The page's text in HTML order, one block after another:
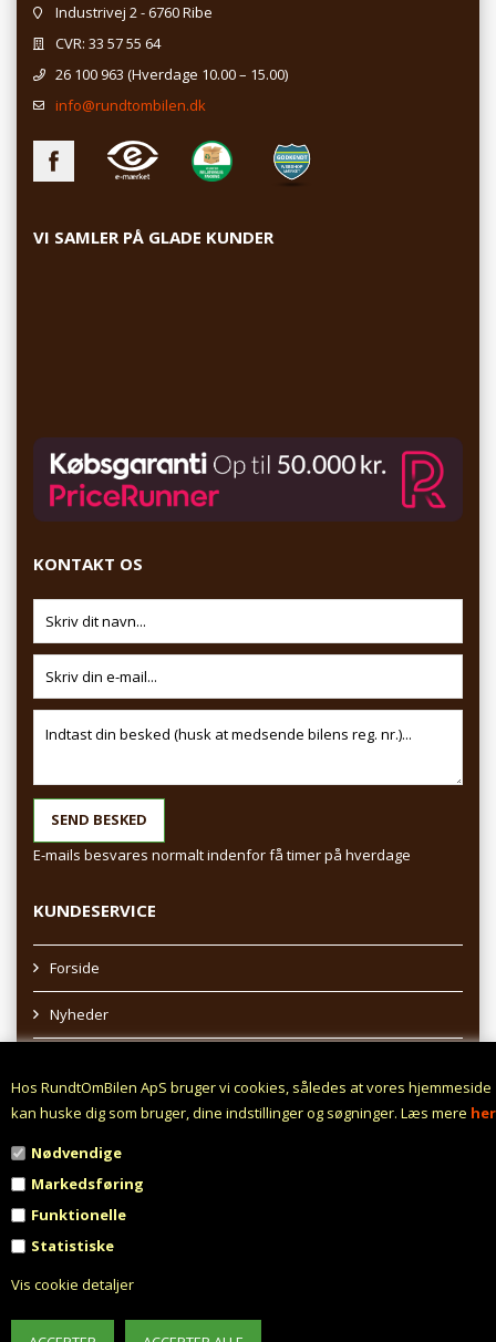
Hos RundtOmBilen ApS bruger vi cookies, således at vores hjemmeside
kan huske dig som bruger, dine indstillinger og søgninger. Læs mere her
Nødvendige
Markedsføring
Funktionelle
Statistiske
Vis cookie detaljer
Industrivej 2 - 6760 Ribe
CVR: 33 57 55 64
26 100 963 (Hverdage 10.00 – 15.00)
info@rundtombilen.dk
VI SAMLER PÅ GLADE KUNDER
KONTAKT OS
E-mails besvares normalt indenfor få timer på hverdage
KUNDESERVICE
Forside
Nyheder
Afhentning af varer
Profil
Fortrydelsesret
Fortryd aftale